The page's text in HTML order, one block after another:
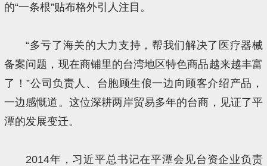
的“一条根”贴布格外引人注目。
“多亏了海关的大力支持，帮我们解决了医疗器械
备案问题，现在商铺里的台湾地区特色商品越来越丰富
了！”公司负责人、台胞顾生俍一边向顾客介绍产品，
一边感慨道。这位深耕两岸贸易多年的台商，见证了平
潭的发展变迁。
2014年，习近平总书记在平潭会见台资企业负责